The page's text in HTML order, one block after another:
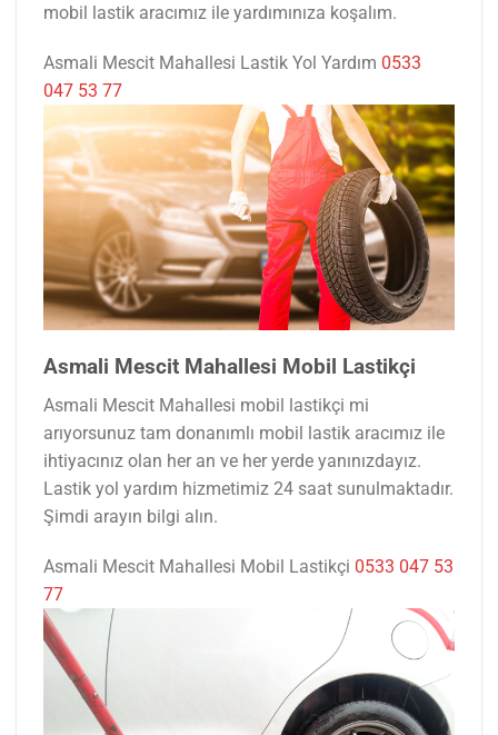
mobil lastik aracımız ile yardımınıza koşalım.
Asmali Mescit Mahallesi Lastik Yol Yardım 0533
047 53 77
Asmali Mescit Mahallesi Mobil Lastikçi
Asmali Mescit Mahallesi mobil lastikçi mi
arıyorsunuz tam donanımlı mobil lastik aracımız ile
ihtiyacınız olan her an ve her yerde yanınızdayız.
Lastik yol yardım hizmetimiz 24 saat sunulmaktadır.
Şimdi arayın bilgi alın.
Asmali Mescit Mahallesi Mobil Lastikçi 0533 047 53
77